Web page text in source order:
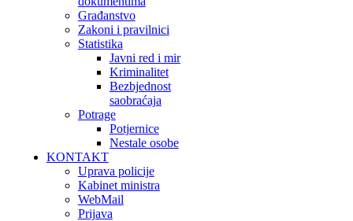
Građanstvo
Zakoni i pravilnici
Statistika
Javni red i mir
Kriminalitet
Bezbjednost
saobraćaja
Potrage
Potjernice
Nestale osobe
KONTAKT
Uprava policije
Kabinet ministra
WebMail
Prijava